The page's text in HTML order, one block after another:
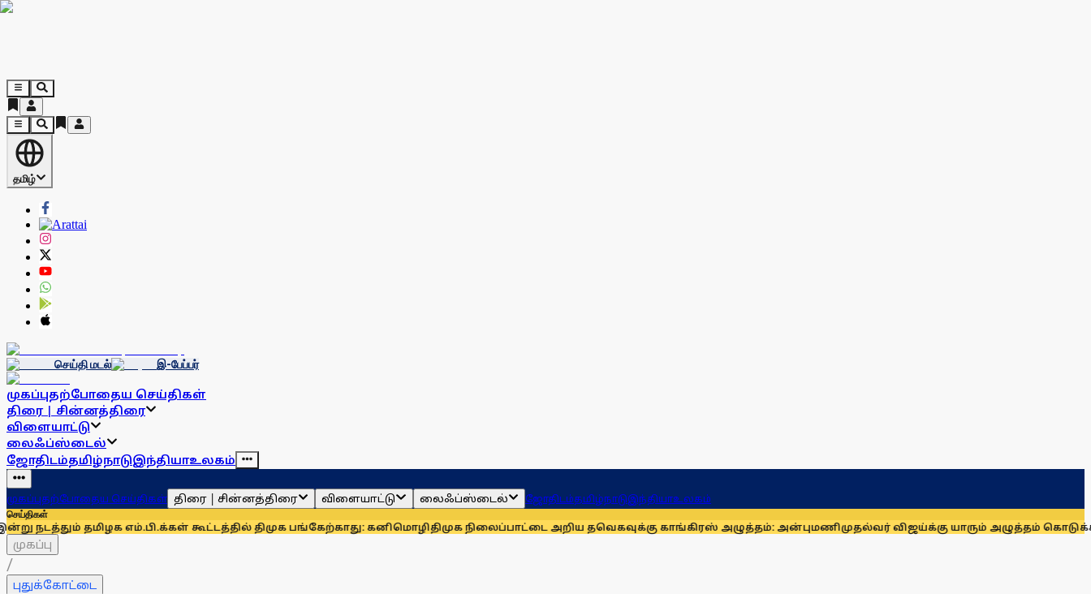
தமிழ்
செய்தி மடல் இ-பேப்பர்
முகப்புதற்போதைய செய்திகள்
திரை | சின்னத்திரை
விளையாட்டு
லைஃப்ஸ்டைல்
ஜோதிடம்தமிழ்நாடுஇந்தியாஉலகம்
முகப்புதற்போதைய செய்திகள் திரை | சின்னத்திரை விளையாட்டு லைஃப்ஸ்டைல் ஜோதிடம்தமிழ்நாடுஇந்தியாஉலகம்
செய்திகள்
தமிழக எம்.பி.க்கள் கூட்டத்தில் திமுக பங்கேற்காது: கனிமொழிதிமுக நிலைப்பாட்டை அறிய தவெகவுக்கு காங்கிரஸ் அழுத்தம்: அன்புமணிமுதல்வர் விஜய்க்கு யாரும் அழுத்தம் கொடுக்க
முகப்பு
/
புதுக்கோட்டை